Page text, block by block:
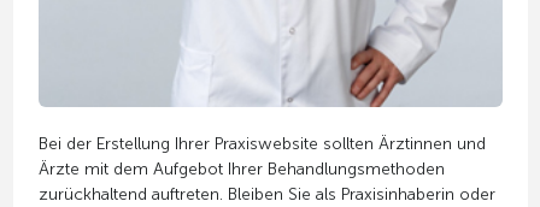
Bei der Erstellung Ihrer Praxiswebsite sollten Ärztinnen und
Ärzte mit dem Aufgebot Ihrer Behandlungsmethoden
zurückhaltend auftreten. Bleiben Sie als Praxisinhaberin oder